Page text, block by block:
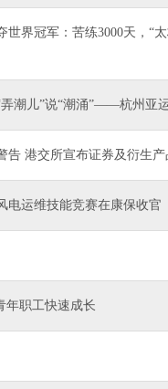
世界冠军：苦练3000天，“
潮儿”说“潮涌”——杭州亚
告 港交所宣布证券及衍生
电运维技能竞赛在康保收官
年职工快速成长